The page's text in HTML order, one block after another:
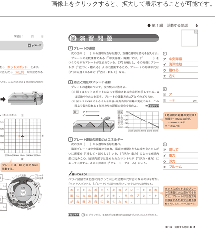
画像上をクリックすると、拡大して表示することが可能です。